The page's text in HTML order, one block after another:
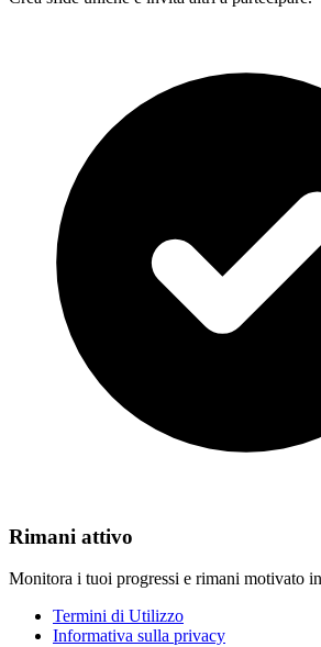
Rimani attivo
Monitora i tuoi progressi e rimani motivato
Termini di Utilizzo
Informativa sulla privacy